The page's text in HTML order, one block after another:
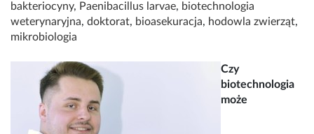
bakteriocyny, Paenibacillus larvae, biotechnologia
weterynaryjna, doktorat, bioasekuracja, hodowla zwierząt,
mikrobiologia
Czy
biotechnologia
może